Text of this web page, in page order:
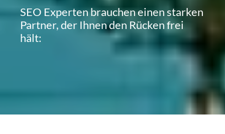
SEO Experten brauchen einen starken
Partner, der Ihnen den Rücken frei
hält: